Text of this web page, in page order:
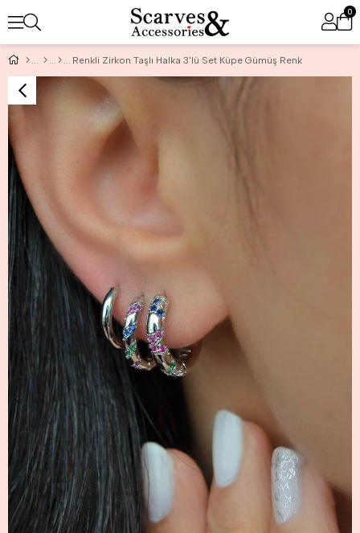
0
Renkli Zirkon Taşlı Halka 3'lü Set Küpe Gümüş Renk